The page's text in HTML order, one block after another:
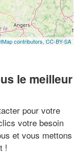
contributors,CC-BY-SA
le meilleur
pour votre
votre besoin
et vous mettons
!